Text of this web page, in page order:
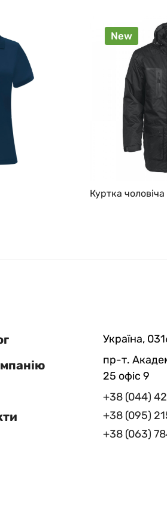
New
Куртка
Україна,
пр-т.
25 офіс 9
+38 (044)
+38 (095)
+38 (063)